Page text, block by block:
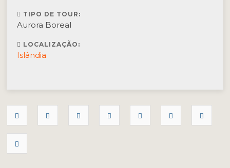
TIPO DE TOUR:
Aurora Boreal
LOCALIZAÇÃO:
Islândia